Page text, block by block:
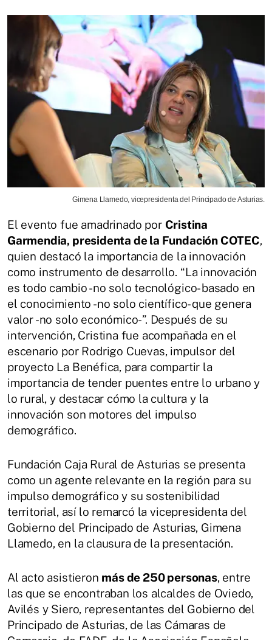
Gimena Llamedo, vicepresidenta del Principado de Asturias.
El evento fue amadrinado por Cristina
Garmendia, presidenta de la Fundación COTEC,
quien destacó la importancia de la innovación
como instrumento de desarrollo. “La innovación
es todo cambio -no solo tecnológico- basado en
el conocimiento -no solo científico- que genera
valor -no solo económico-”. Después de su
intervención, Cristina fue acompañada en el
escenario por Rodrigo Cuevas, impulsor del
proyecto La Benéfica, para compartir la
importancia de tender puentes entre lo urbano y
lo rural, y destacar cómo la cultura y la
innovación son motores del impulso
demográfico.
Fundación Caja Rural de Asturias se presenta
como un agente relevante en la región para su
impulso demográfico y su sostenibilidad
territorial, así lo remarcó la vicepresidenta del
Gobierno del Principado de Asturias, Gimena
Llamedo, en la clausura de la presentación.
Al acto asistieron más de 250 personas, entre
las que se encontraban los alcaldes de Oviedo,
Avilés y Siero, representantes del Gobierno del
Principado de Asturias, de las Cámaras de